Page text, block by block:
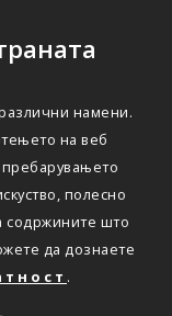
намени.
на веб
пребарувањето
полесно
содржините што
да дознаете
.